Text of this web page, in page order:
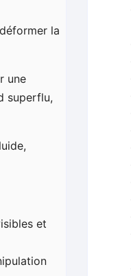
la
une
superflu,
et